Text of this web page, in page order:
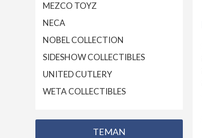
MEZCO TOYZ
NECA
NOBEL COLLECTION
SIDESHOW COLLECTIBLES
UNITED CUTLERY
WETA COLLECTIBLES
TEMAN